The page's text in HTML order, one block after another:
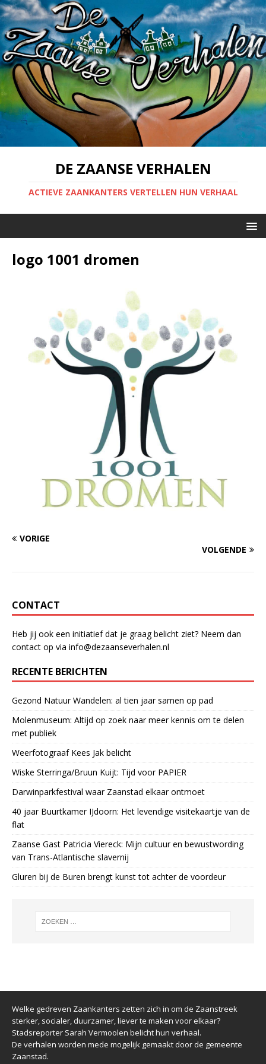
DE ZAANSE VERHALEN
ACTIEVE ZAANKANTERS VERTELLEN HUN VERHAAL
logo 1001 dromen
VORIGE
VOLGENDE
CONTACT
Heb jij ook een initiatief dat je graag belicht ziet? Neem dan
contact op via info@dezaanseverhalen.nl
RECENTE BERICHTEN
Gezond Natuur Wandelen: al tien jaar samen op pad
Molenmuseum: Altijd op zoek naar meer kennis om te delen
met publiek
Weerfotograaf Kees Jak belicht
Wiske Sterringa/Bruun Kuijt: Tijd voor PAPIER
Darwinparkfestival waar Zaanstad elkaar ontmoet
40 jaar Buurtkamer IJdoorn: Het levendige visitekaartje van de
flat
Zaanse Gast Patricia Viereck: Mijn cultuur en bewustwording
van Trans-Atlantische slavernij
Gluren bij de Buren brengt kunst tot achter de voordeur
Welke gedreven Zaankanters zetten zich in om de Zaanstreek
sterker, socialer, duurzamer, liever te maken voor elkaar?
Stadsreporter Sarah Vermoolen belicht hun verhaal.
De verhalen worden mede mogelijk gemaakt door de gemeente
Zaanstad.